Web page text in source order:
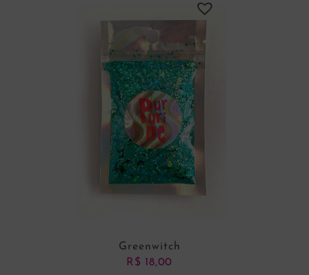
ADICIONAR AO CARRINHO
Greenwitch
R$ 18,00